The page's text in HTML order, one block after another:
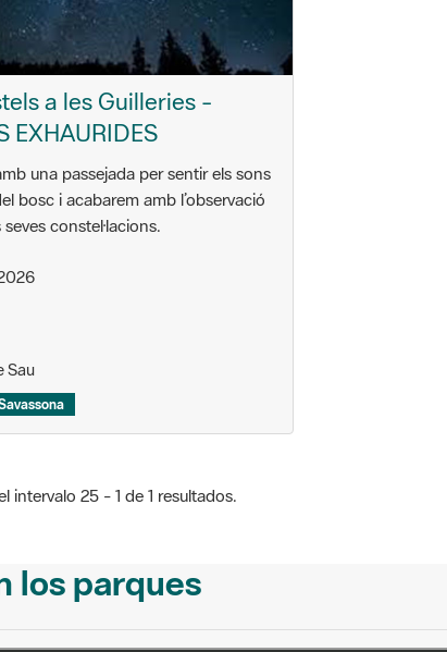
a les Guilleries -
EXHAURIDES
una passejada per sentir els sons
bosc i acabarem amb l’observació
constel·lacions.
Sau
intervalo 25 - 1 de 1 resultados.
los parques